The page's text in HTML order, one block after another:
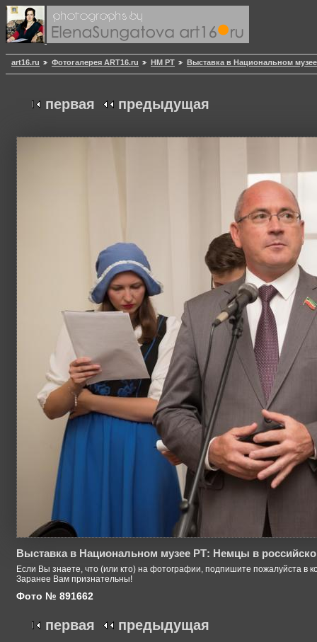
art16.ru Фотогалерея ART16.ru НМ РТ Выставка в Национальном
первая предыдущая
Выставка в Национальном музее РТ: Немцы в
Если Вы знаете, что (или кто) на фотографии, подпишите пожалуйста в
Заранее Вам признательны!
Фото № 891662
первая предыдущая